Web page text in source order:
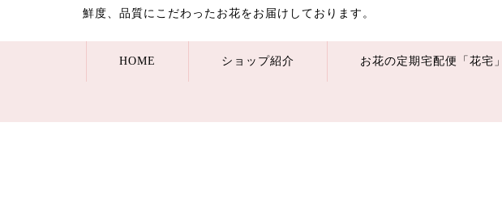
鮮度、品質にこだわったお花をお届けしております。
HOME ショップ紹介 お花の定期宅配便「花宅」